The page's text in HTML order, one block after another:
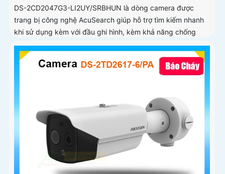
DS-2CD2047G3-LI2UY/SRBHUN là dòng camera được
trang bị công nghệ AcuSearch giúp hỗ trợ tìm kiếm nhanh
khi sử dụng kèm với đầu ghi hình, kèm khả năng chống
ngược sáng WDR 130dB, trang bị micro kép và loa hỗ trợ
đàm thoại 2 chiều, ống kính 4